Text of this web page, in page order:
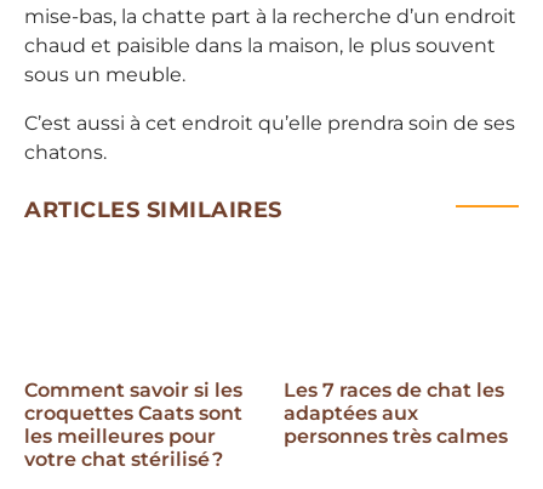
mise-bas, la chatte part à la recherche d’un endroit
chaud et paisible dans la maison, le plus souvent
sous un meuble.
C’est aussi à cet endroit qu’elle prendra soin de ses
chatons.
ARTICLES SIMILAIRES
Comment savoir si les
croquettes Caats sont
les meilleures pour
votre chat stérilisé ?
Les 7 races de chat les
adaptées aux
personnes très calmes